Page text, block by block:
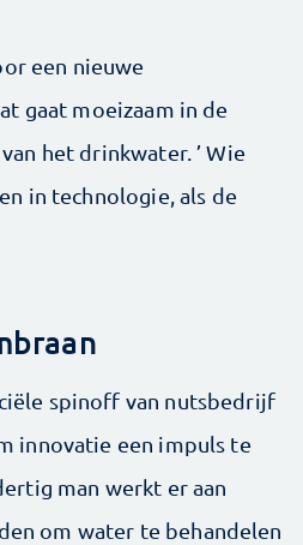
een nieuwe
gaat moeizaam in de
het drinkwater. ’ Wie
in technologie, als de
spinoff van nutsbedrijf
innovatie een impuls te
man werkt er aan
om water te behandelen